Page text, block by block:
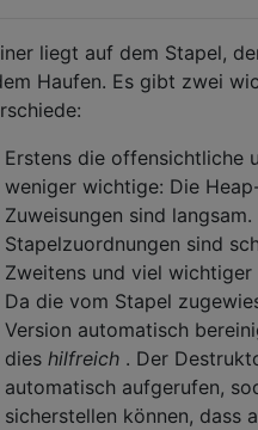
liegt auf dem Stapel,
Haufen. Es gibt zwei
Erstens die offensichtliche
weniger wichtige: Die
Zuweisungen sind langsam.
Stapelzuordnungen sind
Zweitens und viel wichtiger
Da die vom Stapel
Version automatisch
dies hilfreich . Der
automatisch aufgerufen,
sicherstellen können, dass